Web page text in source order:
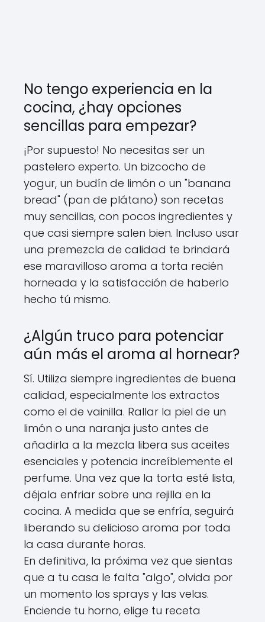
No tengo experiencia en la
cocina, ¿hay opciones
sencillas para empezar?
¡Por supuesto! No necesitas ser un
pastelero experto. Un bizcocho de
yogur, un budín de limón o un "banana
bread" (pan de plátano) son recetas
muy sencillas, con pocos ingredientes y
que casi siempre salen bien. Incluso usar
una premezcla de calidad te brindará
ese maravilloso aroma a torta recién
horneada y la satisfacción de haberlo
hecho tú mismo.
¿Algún truco para potenciar
aún más el aroma al hornear?
Sí. Utiliza siempre ingredientes de buena
calidad, especialmente los extractos
como el de vainilla. Rallar la piel de un
limón o una naranja justo antes de
añadirla a la mezcla libera sus aceites
esenciales y potencia increíblemente el
perfume. Una vez que la torta esté lista,
déjala enfriar sobre una rejilla en la
cocina. A medida que se enfría, seguirá
liberando su delicioso aroma por toda
la casa durante horas.
En definitiva, la próxima vez que sientas
que a tu casa le falta "algo", olvida por
un momento los sprays y las velas.
Enciende tu horno, elige tu receta